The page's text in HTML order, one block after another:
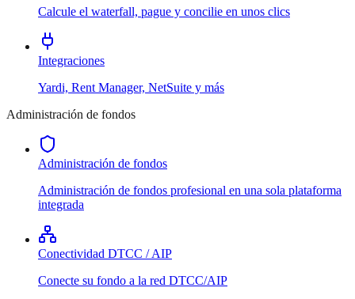
Calcule el waterfall, pague y concilie en unos clics
Integraciones
Yardi, Rent Manager, NetSuite y más
Administración de fondos
Administración de fondos
Administración de fondos profesional en una sola plataforma
integrada
Conectividad DTCC / AIP
Conecte su fondo a la red DTCC/AIP